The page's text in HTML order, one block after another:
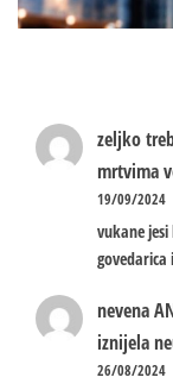
zeljko
mrtvima
19/09/2024
vukane
nevena
iznijela
26/08/2024